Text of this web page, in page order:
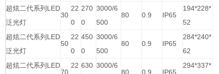
超炫二代系列LED
泛光灯
30
22
0
270
0
3000/6
500
80 0.9 IP65
194*228*
52
超炫二代系列LED
泛光灯
50
22
0
450
0
3000/6
500
80 0.9 IP65
284*240*
62
超炫二代系列LED
70
22 630 3000/6
80 0.9 IP65
294*337*